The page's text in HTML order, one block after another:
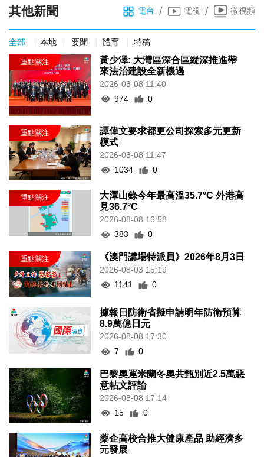
其他新聞 電台 / 電視 / 微視頻
全部 本地 要聞 體育 特稿
黃少澤: 大灣區深合區縱深推進帶
來法治建設全新機遇
2026-08-08 11:40
974
0
譚偉文要求都更公司探索多元更新
模式
2026-08-08 11:47
1034
0
大潭山錄今年最高溫35.7°C 外港高
見36.7°C
2026-08-08 16:58
383
0
《澳門講場特派員》2026年8月3日
2026-08-03 15:19
1141
0
據報日防衛省擬申請明年防衛預算
8.9萬億日元
2026-08-08 17:30
7
0
巴黎奧運米蘭冬奧共甄別近2.5萬惡
意帖文評論
2026-08-08 17:14
15
0
藥企高校合推大健康產品 助經濟多
元發展